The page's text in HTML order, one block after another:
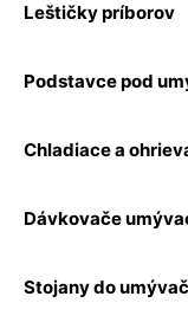
Leštičky príborov
Podstavce pod
Chladiace a
Dávkovače
Stojany do